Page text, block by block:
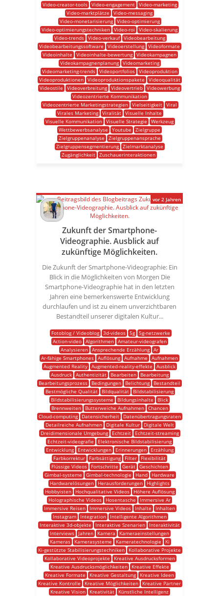
Video-creator-tools
Video-engagement
Video-marketing
Video-marktplätze
Video-messaging
Video-monetarisierung
Video-optimierung
Video-optimierungstechniken Video-roi
Video-skalierung
Video-trends
Video-verkauf
Videobearbeitung
Videobearbeitungssoftware
Videoerstellung Videoformate
Videoinhalte
Videoinhalte-bewertung Videokampagnen
Videokampagnenplanung
Videomarketing
Videomarketing-trends
Videoportfolios
Videoproduktion
Videoproduktionen
Videoproduktionspakete
Videoqualität
Videostile
Videoverbreitung Videovertrieb
Videowerbung
Videozentrierte Kommunikation
Videozentrierte Marketingstrategien
Vielseitigkeit
Viral
Virales Marketing Viralität Visuelle Inhalte
Visuelle Kommunikation Visuelle Strategie
Werkzeug
Wettbewerbsanalyse
Youtube
Zielgruppe
Zielgruppenanalyse
Zielgruppenansprache
Zielgruppensegmentierung
Zielmarktanalyse
Zugänglichkeit
Zuschauerinteraktionen
Zukunft der Smartphone-
Videographie. Ausblick auf
zukünftige Möglichkeiten.
Die Zukunft der Smartphone-Videographie: Ein
Blick in die Möglichkeiten von Morgen Die
Smartphone-Videographie hat in den letzten
Jahren eine bemerkenswerte Entwicklung
durchlaufen und ist zu einem unverzichtbaren
Bestandteil unserer digitalen Kultur...
Fotoblog / Videoblog 3d-videos 5g 5g-netzwerke
Action-video
Algorithmen
Amateur-videografen
Analysieren Ansprechende Erzählung Ar
Ar-fähige Smartphones Auflösung Aufnahme
Aufnahmen
Augmented Reality Augmented-reality-effekte
Ausblick
Ausdruck
Authentizität Bearbeiten
Bearbeitung
Bearbeitungsprozess
Bedingungen Belichtung
Bestandteil
Bestmögliche Qualität
Bildqualität
Bildstabilisierung
Bildstabilisierungssysteme
Bildungsinhalte
Blick
Brennweiten
Butterweiche Aufnahmen
Chancen
Cloud-computing
Datensicherheit
Datenübertragungsraten
Detailreiche Aufnahmen
Digitale Kultur
Digitale Welt
Dreidimensionale Umgebung
Echtzeit
Echtzeit-streaming
Echtzeit-videografie
Elektronische Bildstabilisierung
Entwicklung
Entwicklungen Erinnerungen
Erzählung
Farbkorrektur
Farbsättigung Filter
Flexibilität
Flüssige Videos
Fortschritte Gerät
Geschichten
Gimbal-systeme
Gimbal-technologie Hand
Hardware
Hardwarelösungen
Herausforderungen
Highlights
Hobbyisten
Hochqualitative Videos
Höhere Auflösung
Holographische Videos
Hosentasche
Immersive Ar
Immersive Reisen
Immersive Videos Inhalte
Inhalten
Instagram
Integration
Intelligente Algorithmen
Interaktive 3d-objekte
Interaktive Szenarien
Interaktivität
Interviews
Jahren Kamera
Kameraeinstellungen
Kameras
Kamerasysteme Kameratechnologie
Ki
Ki-gestützte Stabilisierungstechniken
Kollaborative Projekte
Kollaborative Videoprojekte
Kreative Ausdrucksformen
Kreative Ausdrucksmöglichkeiten
Kreative Effekte
Kreative Formate
Kreative Gestaltung
Kreative Ideen
Kreative Kontrolle
Kreative Möglichkeiten
Kreative Partner
Kreative Vision
Kreativität Künstliche Intelligenz
vor 2 Jahren